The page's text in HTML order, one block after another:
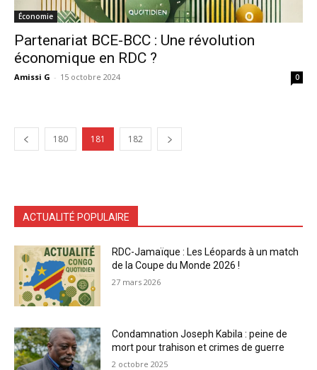
Économie
Partenariat BCE-BCC : Une révolution
économique en RDC ?
Amissi G - 15 octobre 2024 0
180 181 182
ACTUALITÉ POPULAIRE
RDC-Jamaïque : Les Léopards à un match
de la Coupe du Monde 2026 !
27 mars 2026
Condamnation Joseph Kabila : peine de
mort pour trahison et crimes de guerre
2 octobre 2025